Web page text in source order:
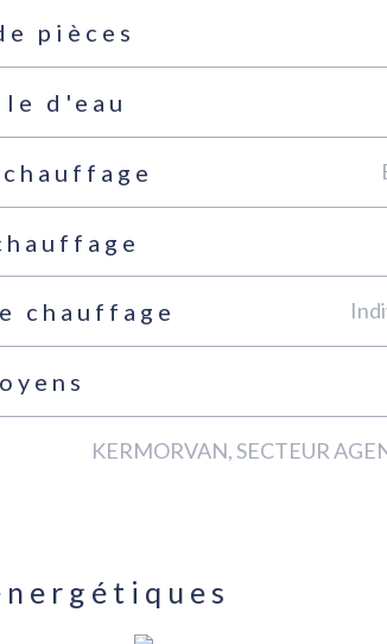
pièces
d'eau
chauffage
KERMORVAN, SECTEUR